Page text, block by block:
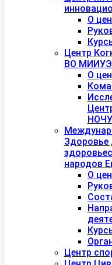
О
Центр
ВО
О
Здоровье
народов
О
Центр